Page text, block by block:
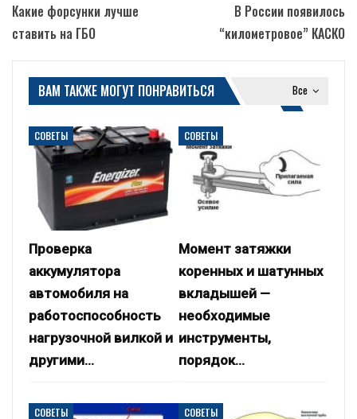
Какие форсунки лучше
ставить на ГБО
В России появилось
“километровое” КАСКО
Все
ВАМ ТАКЖЕ МОГУТ ПОНРАВИТЬСЯ
СОВЕТЫ
Проверка
аккумулятора
автомобиля на
работоспособность
нагрузочной вилкой и
другими…
СОВЕТЫ
Момент затяжки
коренных и шатунных
вкладышей —
необходимые
инструменты,
порядок…
СОВЕТЫ СОВЕТЫ